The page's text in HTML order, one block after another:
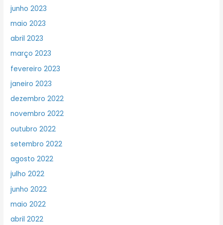
junho 2023
maio 2023
abril 2023
março 2023
fevereiro 2023
janeiro 2023
dezembro 2022
novembro 2022
outubro 2022
setembro 2022
agosto 2022
julho 2022
junho 2022
maio 2022
abril 2022